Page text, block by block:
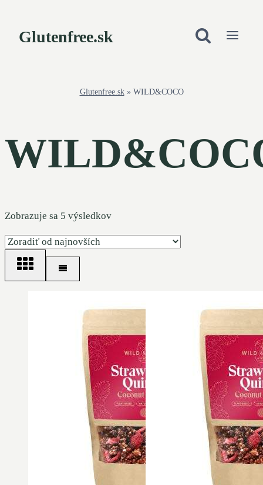
content
Glutenfree.sk
Glutenfree.sk» WILD&COCO
Zobrazuje sa 5 výsledkovZoradené
najnovších